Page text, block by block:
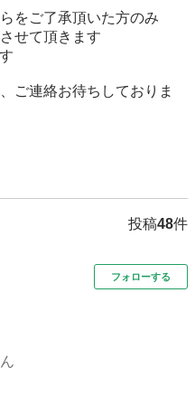
をご了承頂いた方のみ
せて頂きます
ご連絡お待ちしておりま
投稿48件
フォローする